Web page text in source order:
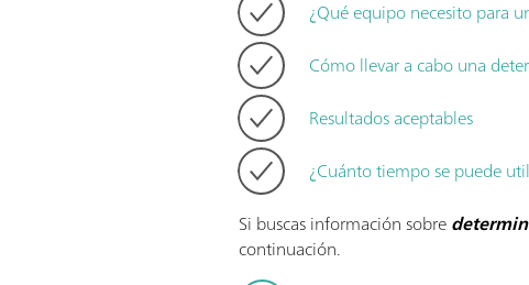
¿Qué equipo necesito para
Cómo llevar a cabo una
Resultados aceptables
¿Cuánto tiempo se puede
Si buscas información sobre
continuación.